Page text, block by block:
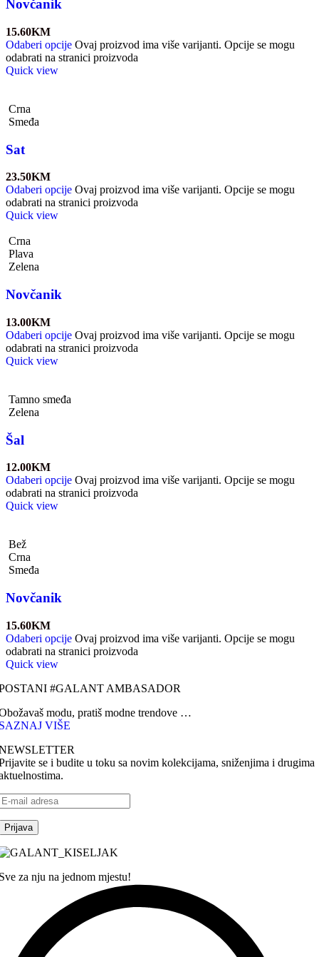
Novčanik
15.60KM
Odaberi opcije Ovaj proizvod ima više varijanti. Opcije se mogu
odabrati na stranici proizvoda
Quick view
Crna
Smeđa
Sat
23.50KM
Odaberi opcije Ovaj proizvod ima više varijanti. Opcije se mogu
odabrati na stranici proizvoda
Quick view
Crna
Plava
Zelena
Novčanik
13.00KM
Odaberi opcije Ovaj proizvod ima više varijanti. Opcije se mogu
odabrati na stranici proizvoda
Quick view
Tamno smeđa
Zelena
Šal
12.00KM
Odaberi opcije Ovaj proizvod ima više varijanti. Opcije se mogu
odabrati na stranici proizvoda
Quick view
Bež
Crna
Smeđa
Novčanik
15.60KM
Odaberi opcije Ovaj proizvod ima više varijanti. Opcije se mogu
odabrati na stranici proizvoda
Quick view
#GALANT AMBASADOR
modu, pratiš modne trendove …
VIŠE
se i budite u toku sa novim kolekcijama, sniženjima i drugima
za nju na jednom mjestu!